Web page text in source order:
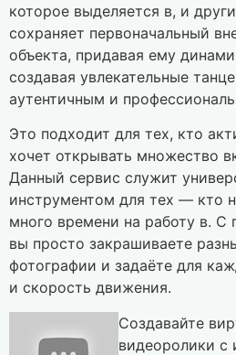
которое выделяется в, и
сохраняет первоначальный
объекта, придавая ему
создавая увлекательные
аутентичным и
Это подходит для тех, кто
хочет открывать множество
Данный сервис служит
инструментом для тех — кто
много времени на работу в.
вы просто закрашиваете
фотографии и задаёте для
и скорость движения.
Создавайте
видеоролики с